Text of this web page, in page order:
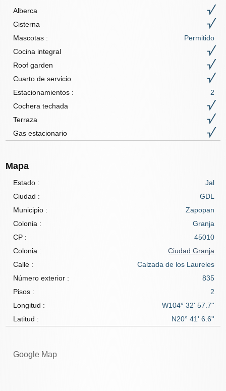
Alberca
Cisterna
Mascotas :
Permitido
Cocina integral
Roof garden
Cuarto de servicio
Estacionamientos :
2
Cochera techada
Terraza
Gas estacionario
Mapa
Estado :
Jal
Ciudad :
GDL
Municipio :
Zapopan
Colonia :
Granja
CP :
45010
Colonia :
Ciudad Granja
Calle :
Calzada de los Laureles
Número exterior :
835
Pisos :
2
Longitud :
W104° 32' 57.7''
Latitud :
N20° 41' 6.6''
Google Map